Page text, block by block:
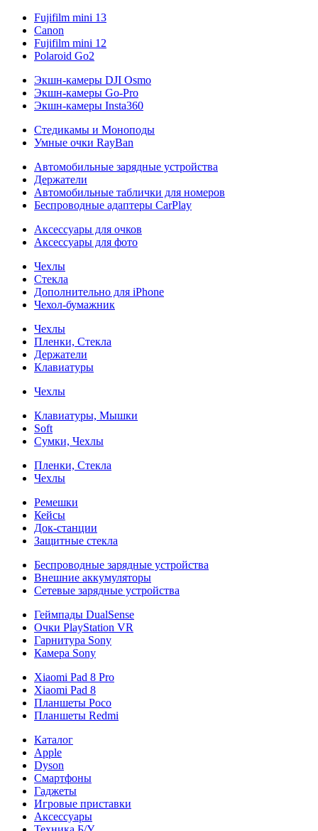
Fujifilm mini 13
Canon
Fujifilm mini 12
Polaroid Go2
Экшн-камеры DJI Osmo
Экшн-камеры Go-Pro
Экшн-камеры Insta360
Стедикамы и Моноподы
Умные очки RayBan
Автомобильные зарядные устройства
Держатели
Автомобильные таблички для номеров
Беспроводные адаптеры CarPlay
Аксессуары для очков
Аксессуары для фото
Чехлы
Стекла
Дополнительно для iPhone
Чехол-бумажник
Чехлы
Пленки, Стекла
Держатели
Клавиатуры
Чехлы
Клавиатуры, Мышки
Soft
Сумки, Чехлы
Пленки, Стекла
Чехлы
Ремешки
Кейсы
Док-станции
Защитные стекла
Беспроводные зарядные устройства
Внешние аккумуляторы
Сетевые зарядные устройства
Геймпады DualSense
Очки PlayStation VR
Гарнитура Sony
Камера Sony
Xiaomi Pad 8 Pro
Xiaomi Pad 8
Планшеты Poco
Планшеты Redmi
Каталог
Apple
Dyson
Смартфоны
Гаджеты
Игровые приставки
Аксессуары